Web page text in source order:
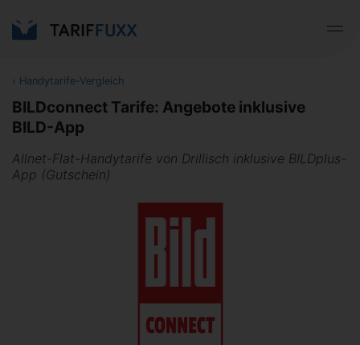
‹ Handytarife-Vergleich
BILDconnect Tarife: Angebote inklusive
BILD-App
Allnet-Flat-Handytarife von Drillisch inklusive BILDplus-
App (Gutschein)